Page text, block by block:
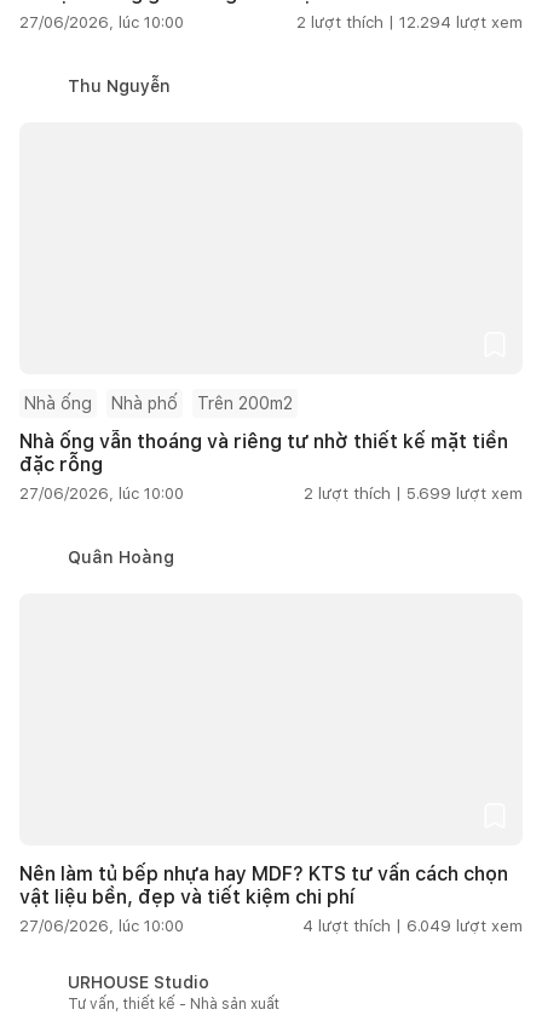
27/06/2026, lúc 10:00 2 lượt thích | 12.294 lượt xem
Thu Nguyễn
Nhà ống Nhà phố Trên 200m2
Nhà ống vẫn thoáng và riêng tư nhờ thiết kế mặt tiền
đặc rỗng
27/06/2026, lúc 10:00 2 lượt thích | 5.699 lượt xem
Quân Hoàng
Nên làm tủ bếp nhựa hay MDF? KTS tư vấn cách chọn
vật liệu bền, đẹp và tiết kiệm chi phí
27/06/2026, lúc 10:00 4 lượt thích | 6.049 lượt xem
URHOUSE Studio
Tư vấn, thiết kế - Nhà sản xuất